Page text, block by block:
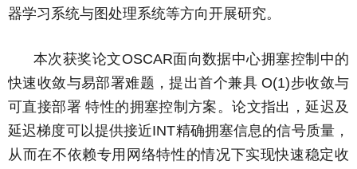
器学习系统与图处理系统等方向开展研究。
本次获奖论文OSCAR面向数据中心拥塞控制中的
快速收敛与易部署难题，提出首个兼具O(1)步收敛与
可直接部署 特性的拥塞控制方案。论文指出，延迟及
延迟梯度可以提供接近INT精确拥塞信息的信号质量，
从而在不依赖专用网络特性的情况下实现快速稳定收